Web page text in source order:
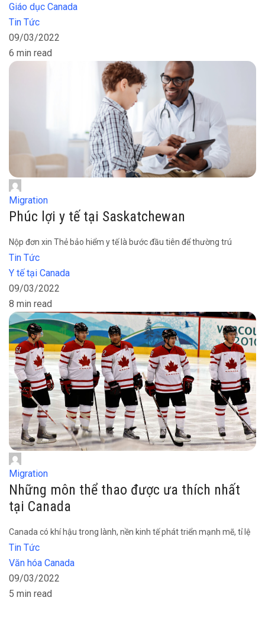
Giáo dục Canada
Tin Tức
09/03/2022
6 min read
Migration
Phúc lợi y tế tại Saskatchewan
Nộp đơn xin Thẻ bảo hiểm y tế là bước đầu tiên để thường trú
Tin Tức
Y tế tại Canada
09/03/2022
8 min read
Migration
Những môn thể thao được ưa thích nhất
tại Canada
Canada có khí hậu trong lành, nền kinh tế phát triển mạnh mẽ, tỉ lệ
Tin Tức
Văn hóa Canada
09/03/2022
5 min read